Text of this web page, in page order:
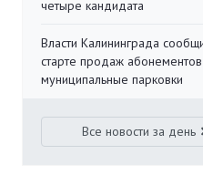
четыре кандидата
Власти Калининграда
старте продаж
муниципальные парковки
Все новости за день